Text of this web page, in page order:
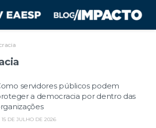
servidores públicos podem
a democracia por dentro das
15 DE JULHO DE 2026